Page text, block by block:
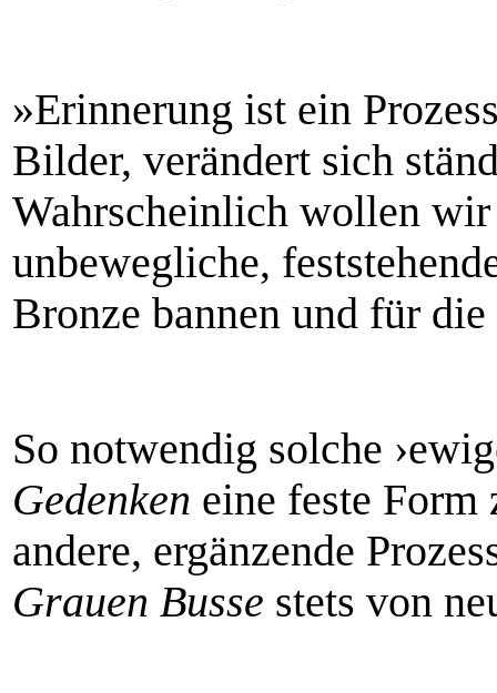
»Erinnerung ist ein
Bilder, verändert sich
Wahrscheinlich wollen wir
unbewegliche,
Bronze bannen und für
So notwendig solche
Gedenken eine feste Form
andere, ergänzende
Grauen Busse stets von